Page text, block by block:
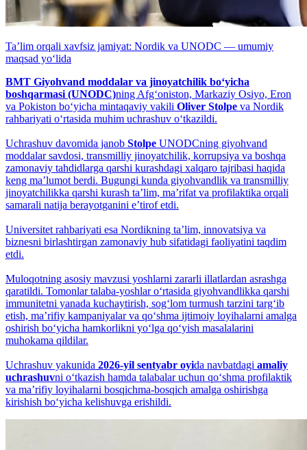
Taʼlim orqali xavfsiz jamiyat: Nordik va UNODC — umumiy
maqsad yo‘lida
BMT Giyohvand moddalar va jinoyatchilik bo‘yicha
boshqarmasi (UNODC)ning Afg‘oniston, Markaziy Osiyo, Eron
va Pokiston bo‘yicha mintaqaviy vakili Oliver Stolpe va Nordik
rahbariyati o‘rtasida muhim uchrashuv o‘tkazildi.
Uchrashuv davomida janob Stolpe UNODCning giyohvand
moddalar savdosi, transmilliy jinoyatchilik, korrupsiya va boshqa
zamonaviy tahdidlarga qarshi kurashdagi xalqaro tajribasi haqida
keng maʼlumot berdi. Bugungi kunda giyohvandlik va transmilliy
jinoyatchilikka qarshi kurash taʼlim, maʼrifat va profilaktika orqali
samarali natija berayotganini eʼtirof etdi.
Universitet rahbariyati esa Nordikning taʼlim, innovatsiya va
biznesni birlashtirgan zamonaviy hub sifatidagi faoliyatini taqdim
etdi.
Muloqotning asosiy mavzusi yoshlarni zararli illatlardan asrashga
qaratildi. Tomonlar talaba-yoshlar o‘rtasida giyohvandlikka qarshi
immunitetni yanada kuchaytirish, sog‘lom turmush tarzini targ‘ib
etish, maʼrifiy kampaniyalar va qo‘shma ijtimoiy loyihalarni amalga
oshirish bo‘yicha hamkorlikni yo‘lga qo‘yish masalalarini
muhokama qildilar.
Uchrashuv yakunida 2026-yil sentyabr oyida navbatdagi amaliy
uchrashuvni o‘tkazish hamda talabalar uchun qo‘shma profilaktik
va maʼrifiy loyihalarni bosqichma-bosqich amalga oshirishga
kirishish bo‘yicha kelishuvga erishildi.